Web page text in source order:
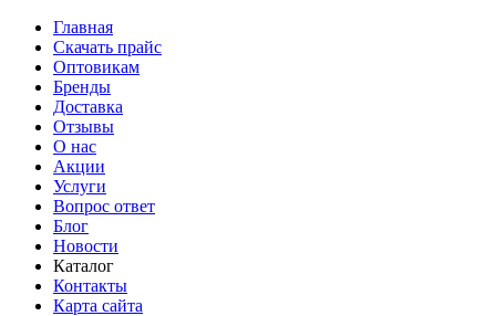
Главная
Скачать прайс
Оптовикам
Бренды
Доставка
Отзывы
О нас
Акции
Услуги
Вопрос ответ
Блог
Новости
Каталог
Контакты
Карта сайта